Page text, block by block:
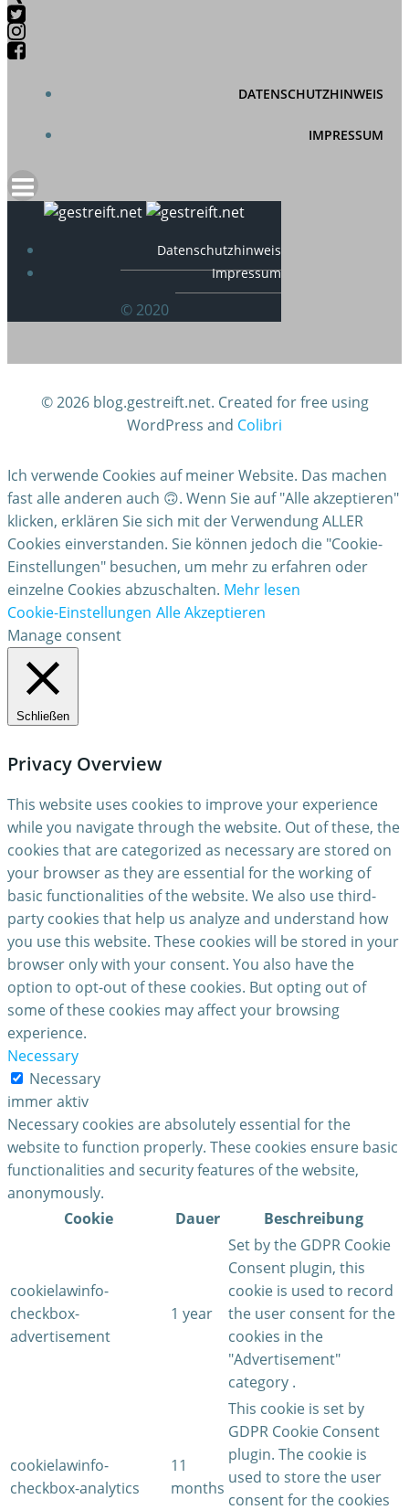
DATENSCHUTZHINWEIS
IMPRESSUM
Datenschutzhinweis
Impressum
© 2020
© 2026 blog.gestreift.net. Created for free using
WordPress and Colibri
Ich verwende Cookies auf meiner Website. Das machen
fast alle anderen auch 🙃. Wenn Sie auf "Alle akzeptieren"
klicken, erklären Sie sich mit der Verwendung ALLER
Cookies einverstanden. Sie können jedoch die "Cookie-
Einstellungen" besuchen, um mehr zu erfahren oder
einzelne Cookies abzuschalten. Mehr lesen
Cookie-Einstellungen Alle Akzeptieren
Manage consent
Schließen
Privacy Overview
This website uses cookies to improve your experience
while you navigate through the website. Out of these, the
cookies that are categorized as necessary are stored on
your browser as they are essential for the working of
basic functionalities of the website. We also use third-
party cookies that help us analyze and understand how
you use this website. These cookies will be stored in your
browser only with your consent. You also have the
option to opt-out of these cookies. But opting out of
some of these cookies may affect your browsing
experience.
Necessary
Necessary
immer aktiv
Necessary cookies are absolutely essential for the
website to function properly. These cookies ensure basic
functionalities and security features of the website,
anonymously.
Cookie
Dauer Beschreibung
cookielawinfo-
checkbox-
advertisement
1 year
Set by the GDPR Cookie
Consent plugin, this
cookie is used to record
the user consent for the
cookies in the
"Advertisement"
category .
cookielawinfo-
checkbox-analytics
11
months
This cookie is set by
GDPR Cookie Consent
plugin. The cookie is
used to store the user
consent for the cookies